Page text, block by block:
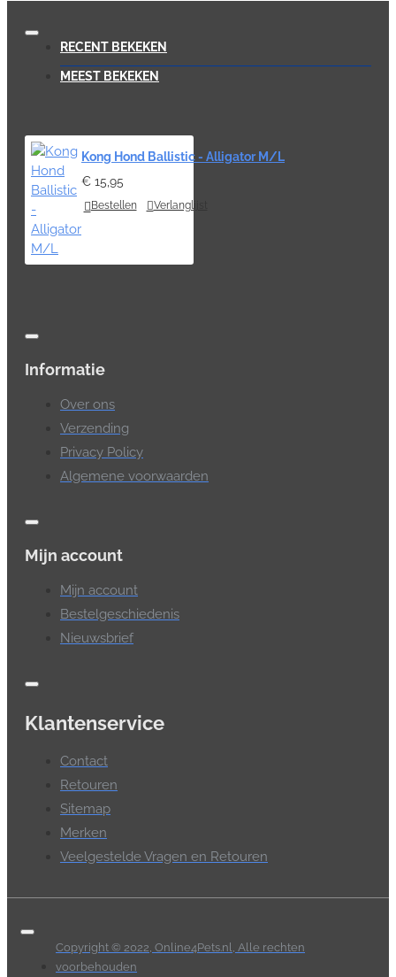
RECENT BEKEKEN
MEEST BEKEKEN
Kong Hond Ballistic - Alligator M/L
€ 15,95
Bestellen Verlanglijst
Informatie
Over ons
Verzending
Privacy Policy
Algemene voorwaarden
Mijn account
Mijn account
Bestelgeschiedenis
Nieuwsbrief
Klantenservice
Contact
Retouren
Sitemap
Merken
Veelgestelde Vragen en Retouren
Copyright © 2022, Online4Pets.nl, Alle rechten
voorbehouden